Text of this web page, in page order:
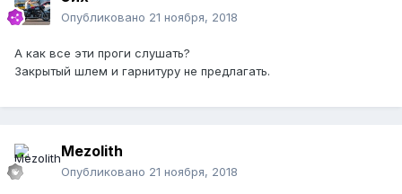
Опубликовано 21 ноября, 2018
А как все эти проги слушать?
Закрытый шлем и гарнитуру не предлагать.
Mezolith
Опубликовано 21 ноября, 2018